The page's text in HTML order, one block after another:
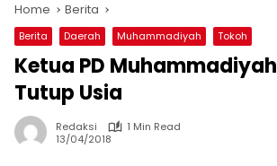
Home Berita
Berita Daerah Muhammadiyah Tokoh
Ketua PD
Tutup Usia
Redaksi
1 Min Read
13/04/2018